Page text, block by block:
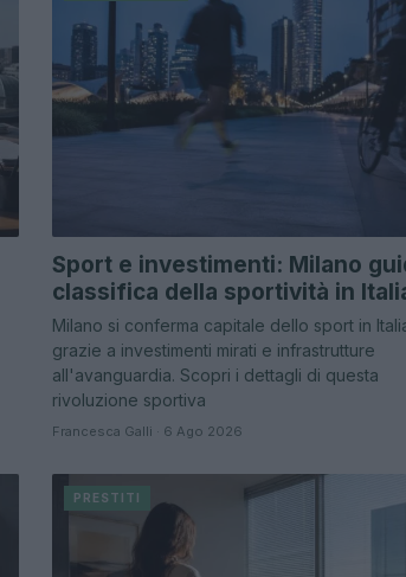
Sport e investimenti: Milano
classifica della sportività in
Milano si conferma capitale dello sport in
grazie a investimenti mirati e infrastrutture
all'avanguardia. Scopri i dettagli di questa
rivoluzione sportiva
Francesca Galli · 6 Ago 2026
PRESTITI